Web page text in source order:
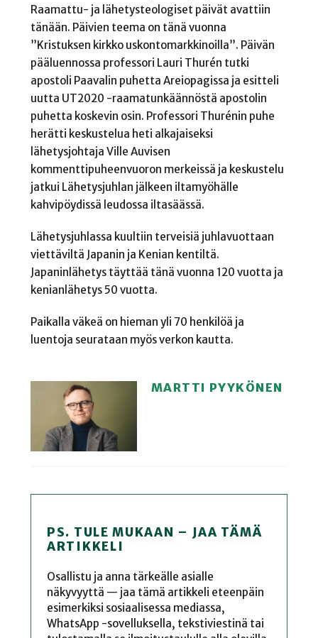
Raamattu- ja lähetysteologiset päivät avattiin
tänään. Päivien teema on tänä vuonna
”Kristuksen kirkko uskontomarkkinoilla”. Päivän
pääluennossa professori Lauri Thurén tutki
apostoli Paavalin puhetta Areiopagissa ja esitteli
uutta UT2020 -raamatunkäännöstä apostolin
puhetta koskevin osin. Professori Thurénin puhe
herätti keskustelua heti alkajaiseksi
lähetysjohtaja Ville Auvisen
kommenttipuheenvuoron merkeissä ja keskustelu
jatkui Lähetysjuhlan jälkeen iltamyöhälle
kahvipöydissä leudossa iltasäässä.
Lähetysjuhlassa kuultiin terveisiä juhlavuottaan
viettäviltä Japanin ja Kenian kentiltä.
Japaninlähetys täyttää tänä vuonna 120 vuotta ja
kenianlähetys 50 vuotta.
Paikalla väkeä on hieman yli 70 henkilöä ja
luentoja seurataan myös verkon kautta.
MARTTI PYYKÖNEN
PS. TULE MUKAAN – JAA TÄMÄ
ARTIKKELI
Osallistu ja anna tärkeälle asialle
näkyvyyttä — jaa tämä artikkeli eteenpäin
esimerkiksi sosiaalisessa mediassa,
WhatsApp -sovelluksella, tekstiviestinä tai